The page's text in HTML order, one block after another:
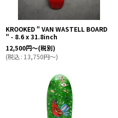
KROOKED " VAN WASTELL BOARD
" - 8.6 x 31.8inch
12,500円～(税別)
(税込: 13,750円～)